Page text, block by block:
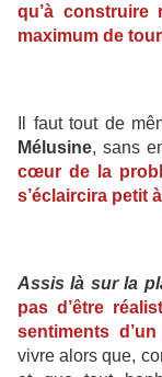
qu’à
maximum de
Il faut tout de
Mélusine, sans
cœur de la
s’éclaircira petit
Assis là sur la
pas d’être
sentiments
vivre alors que,